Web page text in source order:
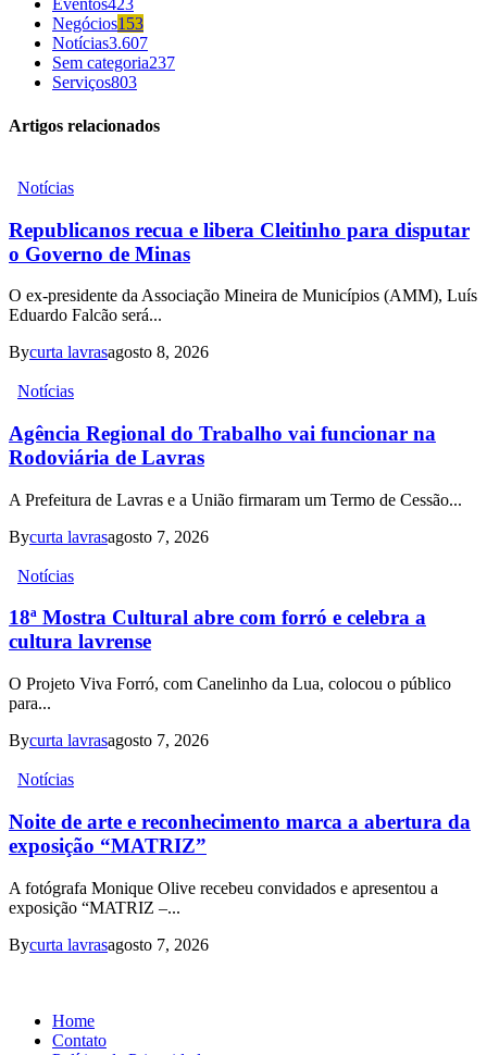
Eventos423
Negócios153
Notícias3.607
Sem categoria237
Serviços803
Artigos relacionados
Notícias
Republicanos recua e libera Cleitinho para disputar
o Governo de Minas
O ex-presidente da Associação Mineira de Municípios (AMM), Luís
Eduardo Falcão será...
Bycurta lavrasagosto 8, 2026
Notícias
Agência Regional do Trabalho vai funcionar na
Rodoviária de Lavras
A Prefeitura de Lavras e a União firmaram um Termo de Cessão...
Bycurta lavrasagosto 7, 2026
Notícias
18ª Mostra Cultural abre com forró e celebra a
cultura lavrense
O Projeto Viva Forró, com Canelinho da Lua, colocou o público
para...
Bycurta lavrasagosto 7, 2026
Notícias
Noite de arte e reconhecimento marca a abertura da
exposição “MATRIZ”
A fotógrafa Monique Olive recebeu convidados e apresentou a
exposição “MATRIZ –...
Bycurta lavrasagosto 7, 2026
Home
Contato